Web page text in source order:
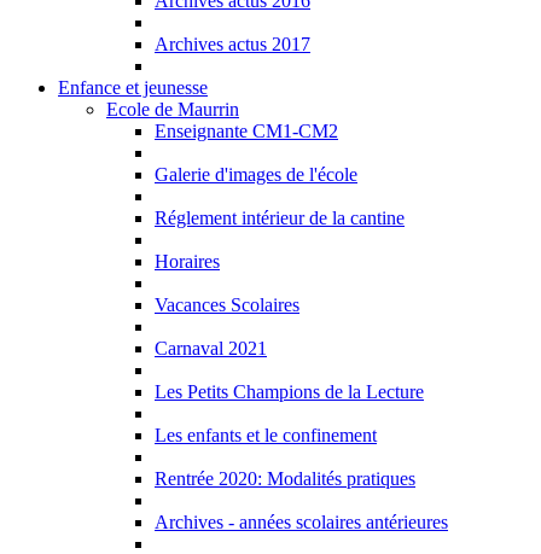
Archives actus 2017
Enfance et jeunesse
Ecole de Maurrin
Enseignante CM1-CM2
Galerie d'images de l'école
Réglement intérieur de la cantine
Horaires
Vacances Scolaires
Carnaval 2021
Les Petits Champions de la Lecture
Les enfants et le confinement
Rentrée 2020: Modalités pratiques
Archives - années scolaires antérieures